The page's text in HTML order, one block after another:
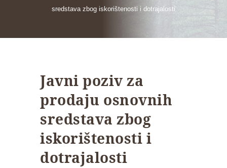
sredstava zbog iskorištenosti i dotrajalosti
Javni poziv za
prodaju osnovnih
sredstava zbog
iskorištenosti i
dotrajalosti